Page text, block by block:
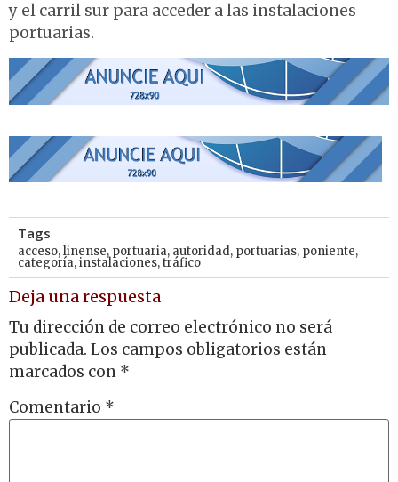
y el carril sur para acceder a las instalaciones
portuarias.
Tags
acceso,linense, portuaria, autoridad, portuarias, poniente,
categoría,instalaciones,tráfico
Deja una respuesta
Tu dirección de correo electrónico no será
publicada. Los campos obligatorios están
marcados con *
Comentario *